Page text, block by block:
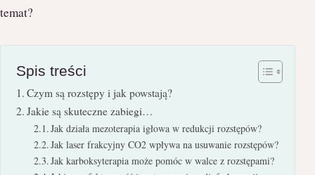
temat?
Spis treści
Czym są rozstępy i jak powstają?
Jakie są skuteczne zabiegi…
Jak działa mezoterapia igłowa w redukcji rozstępów?
Jak laser frakcyjny CO2 wpływa na usuwanie rozstępów?
Jak karboksyterapia może pomóc w walce z rozstępami?